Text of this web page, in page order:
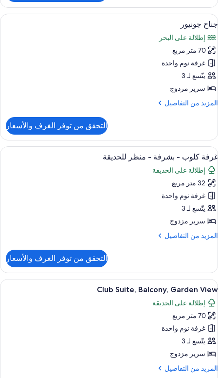
غرفة
ديلوكس
مزدوجة
بمنظر
للبحر
استعراض
جميع
صور
جناح
جونيور
ميني بار وخزنة داخل الغرفة ومكتب
2
جناح جونيور
إطلالة على البحر
70 متر مربع
غرفة نوم واحدة
يتّسع لـ 3
سرير مزدوج
المزيد من التفاصيل
المزيد
جناح
جونيور
التحقق من توفر الغرف والأسعار
استعراض
جميع
صور
غرفة
كلوب
-
بشرفة
-
منظر
ميني بار وخزنة داخل الغرفة ومكتب
2
غرفة كلوب - بشرفة - منظر للحديقة
إطلالة على الحديقة
32 متر مربع
غرفة نوم واحدة
يتّسع لـ 3
سرير مزدوج
المزيد من التفاصيل
المزيد
غرفة
كلوب
-
بشرفة
منظر
للحديقة
التحقق من توفر الغرف والأسعار
استعراض
جميع
صور
Club
Suite,
Balcony,
Garden
View
ميني بار وخزنة داخل الغرفة ومكتب
4
Club Suite, Balcony, Garden View
إطلالة على الحديقة
70 متر مربع
غرفة نوم واحدة
يتّسع لـ 3
سرير مزدوج
المزيد من التفاصيل
المزيد